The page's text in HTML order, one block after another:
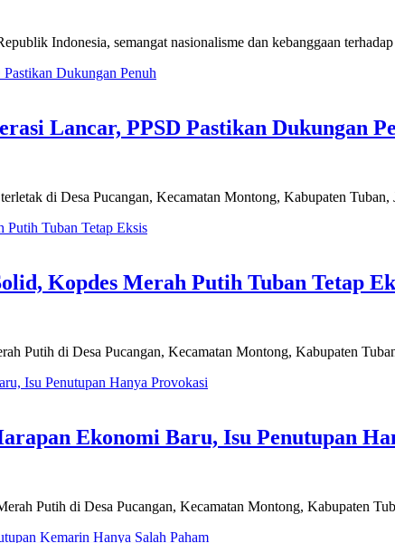
Indonesia, semangat nasionalisme dan kebanggaan
Lancar, PPSD Pastikan Dukungan
di Desa Pucangan, Kecamatan Montong, Kabupaten
Kopdes Merah Putih Tuban Tetap
Putih di Desa Pucangan, Kecamatan Montong, Kabupaten
Ekonomi Baru, Isu Penutupan
Putih di Desa Pucangan, Kecamatan Montong, Kabupaten